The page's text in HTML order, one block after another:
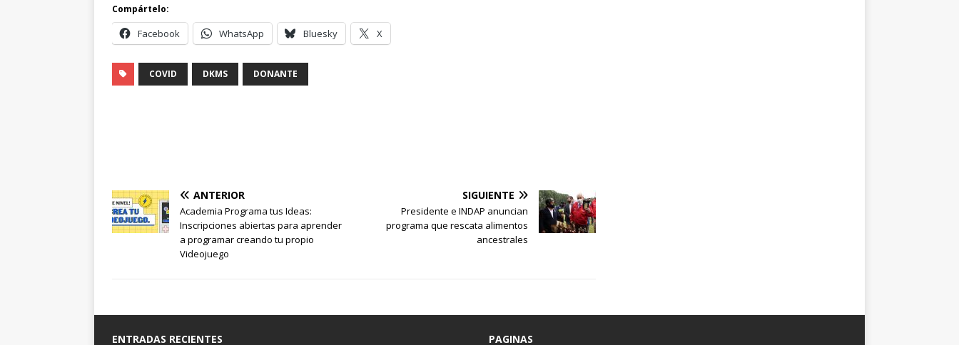
Compártelo:
Facebook WhatsApp Bluesky X
COVID DKMS DONANTE
ANTERIOR
Academia Programa tus Ideas:
Inscripciones abiertas para aprender
a programar creando tu propio
Videojuego
SIGUIENTE
Presidente e INDAP anuncian
programa que rescata alimentos
ancestrales
ENTRADAS RECIENTES PAGINAS